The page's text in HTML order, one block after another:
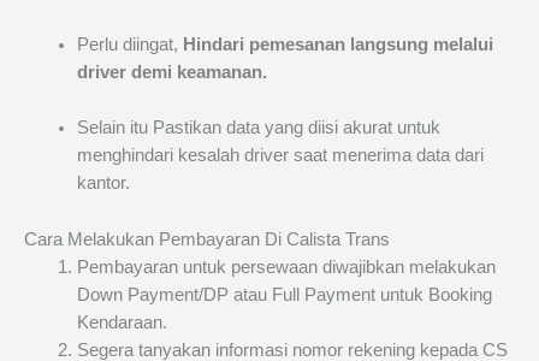
Perlu diingat, Hindari pemesanan langsung melalui
driver demi keamanan.
Selain itu Pastikan data yang diisi akurat untuk
menghindari kesalah driver saat menerima data dari
kantor.
Cara Melakukan Pembayaran Di Calista Trans
Pembayaran untuk persewaan diwajibkan melakukan
Down Payment/DP atau Full Payment untuk Booking
Kendaraan.
Segera tanyakan informasi nomor rekening kepada CS